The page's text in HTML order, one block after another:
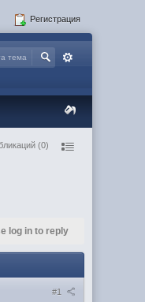
Регистрация
тема
(0)
log in to reply
#1